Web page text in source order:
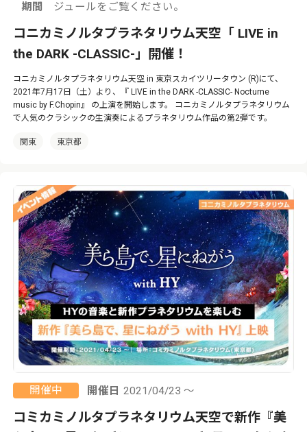
期間
ジュールをご覧ください。
コニカミノルタプラネタリウム天空「 LIVE in
the DARK -CLASSIC-」開催！
コニカミノルタプラネタリウム天空 in 東京スカイツリータウン (R)にて、
2021年7月17日（土）より、『 LIVE in the DARK -CLASSIC- Nocturne
music by F.Chopin』 の上演を開始します。 コニカミノルタプラネタリウム
で人気のクラシックの生演奏によるプラネタリウム作品の第2弾です。
関東 東京都
開催中 開催日 2021/04/23 ～
コミカミノルタプラネタリウム天空で新作『美